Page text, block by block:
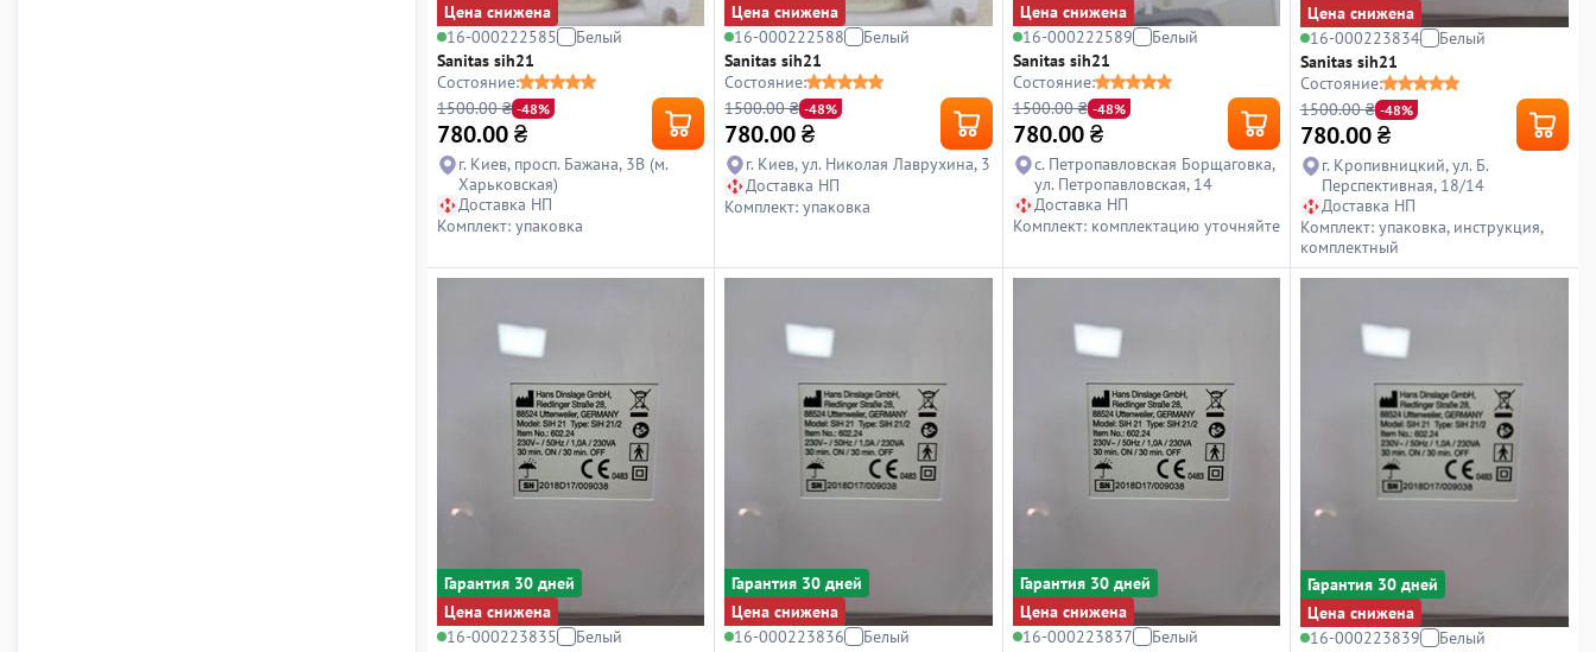
Цена снижена
16-000222585
Белый
Sanitas sih21
Состояние:
1500.00 ₴ -48%
780.00₴
г. Киев, просп. Бажана, 3В (м.
Харьковская)
Доставка НП
Комплект: упаковка
Цена снижена
16-000222588
Белый
Sanitas sih21
Состояние:
1500.00 ₴ -48%
780.00 ₴
г. Киев, ул. Николая Лаврухина, 3
Доставка НП
Комплект: упаковка
Цена снижена
16-000222589
Белый
Sanitas sih21
Состояние:
1500.00 ₴ -48%
780.00 ₴
с. Петропавловская Борщаговка,
ул. Петропавловская, 14
Доставка НП
Комплект: комплектацию уточняйте
Цена снижена
16-000223834
Белый
Sanitas sih21
Состояние:
1500.00 ₴ -48%
780.00 ₴
г. Кропивницкий, ул. Б.
Перспективная, 18/14
Доставка НП
Комплект: упаковка, инструкция,
комплектный
Гарантия 30 дней
Цена снижена
16-000223835
Белый
Гарантия 30 дней
Цена снижена
16-000223836
Белый
Гарантия 30 дней
Цена снижена
16-000223837
Белый
Гарантия 30 дней
Цена снижена
16-000223839
Белый